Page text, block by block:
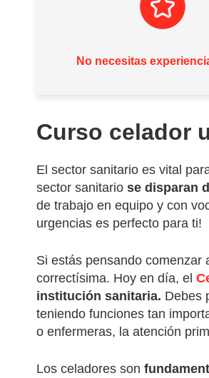
No necesitas
Curso celador
El sector sanitario es vital
sector sanitario se disparan
de trabajo en equipo y con
urgencias es perfecto para ti!
Si estás pensando comenzar
correctísima. Hoy en día, el
institución sanitaria. Debes
teniendo funciones tan
o enfermeras, la atención
Los celadores son